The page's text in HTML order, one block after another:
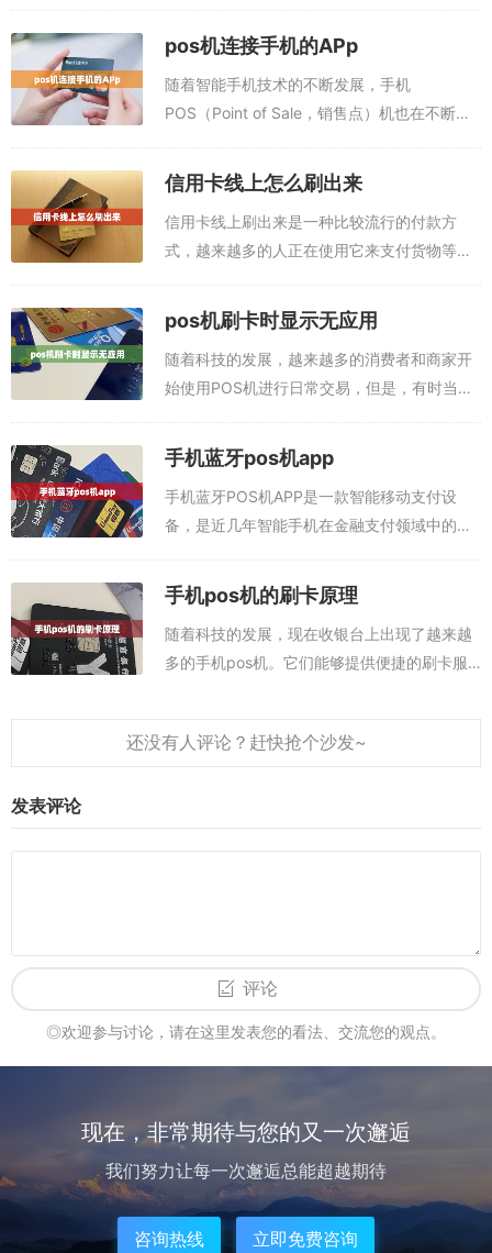
金之间做出更好的选择。但是，如果这种支付
方式存在违反法律的可能性，是否应该受到...
pos机连接手机的APp
随着智能手机技术的不断发展，手机
POS（Point of Sale，销售点）机也在不断发
求，现在可以通过使用手机POS机连接手机
App来实现安全快捷的支付交易...
信用卡线上怎么刷出来
信用卡线上刷出来是一种比较流行的付款方
式，越来越多的人正在使用它来支付货物等购
也有一些注意事项需要遵守。本文推荐刷信用
卡app，任选其一即可：第一款刷卡软件AP...
pos机刷卡时显示无应用
随着科技的发展，越来越多的消费者和商家开
始使用POS机进行日常交易，但是，有时当消
消费者感到困惑和沮丧。那么，刷卡无应用是
怎么回事呢？如何解决这个问题呢？下...
手机蓝牙pos机app
手机蓝牙POS机APP是一款智能移动支付设
备，是近几年智能手机在金融支付领域中的新
消费者可以通过智能手机完成移动支付，同时
也可以支持传统的POS机支付方式。本...
手机pos机的刷卡原理
随着科技的发展，现在收银台上出现了越来越
多的手机pos机。它们能够提供便捷的刷卡服
么，手机pos机是如何实现刷卡支付的呢？下
面我们就从技术角度来了解一下手机po...
发表评论
评论
◎欢迎参与讨论，请在这里发表您的看法、交流您的观点。
现在，非常期待与您的又一次邂逅
我们努力让每一次邂逅总能超越期待
咨询热线 立即免费咨询